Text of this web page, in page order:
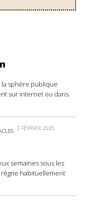
sphère publique
sur internet ou dans
2 FÉVRIER 2025
semaines sous les
habituellement